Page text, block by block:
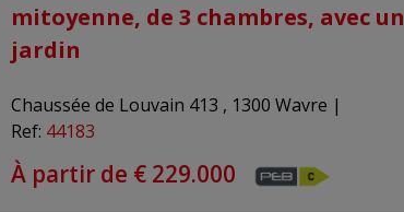
mitoyenne, de 3 chambres, avec un
jardin
Chaussée de Louvain 413 , 1300 Wavre |
Ref: 44183
À partir de € 229.000